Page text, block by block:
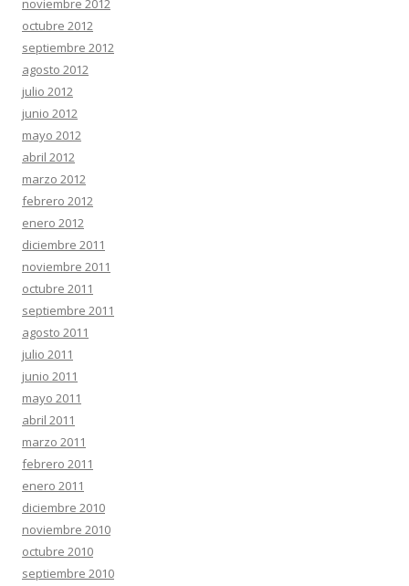
noviembre 2012
octubre 2012
septiembre 2012
agosto 2012
julio 2012
junio 2012
mayo 2012
abril 2012
marzo 2012
febrero 2012
enero 2012
diciembre 2011
noviembre 2011
octubre 2011
septiembre 2011
agosto 2011
julio 2011
junio 2011
mayo 2011
abril 2011
marzo 2011
febrero 2011
enero 2011
diciembre 2010
noviembre 2010
octubre 2010
septiembre 2010